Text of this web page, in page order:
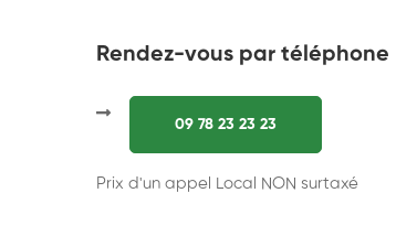
Rendez-vous par téléphone
09 78 23 23 23
Prix d'un appel Local NON surtaxé